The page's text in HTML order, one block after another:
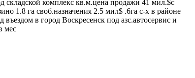
складской комплекс кв.м.цена продажи 41 мил.$с
1.8 га своб.назначения 2.5 мил$ .6га с-х в районе
в город Воскресенск под азс.автосервис и
мес